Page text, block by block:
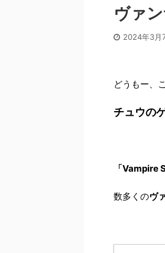
ヴァ
2024年3月
どうもー、
チュウの
「Vampire
数多くのヴ